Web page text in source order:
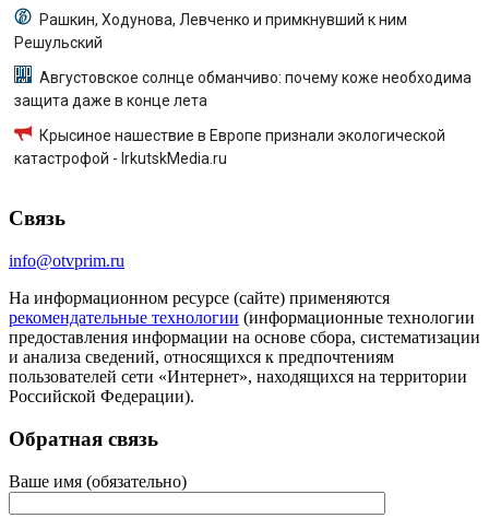
Рашкин, Ходунова, Левченко и примкнувший к ним
Решульский
Августовское солнце обманчиво: почему коже необходима
защита даже в конце лета
Крысиное нашествие в Европе признали экологической
катастрофой - IrkutskMedia.ru
Связь
info@otvprim.ru
На информационном ресурсе (сайте) применяются
рекомендательные технологии (информационные технологии
предоставления информации на основе сбора, систематизации
и анализа сведений, относящихся к предпочтениям
пользователей сети «Интернет», находящихся на территории
Российской Федерации).
Обратная связь
Ваше имя (обязательно)